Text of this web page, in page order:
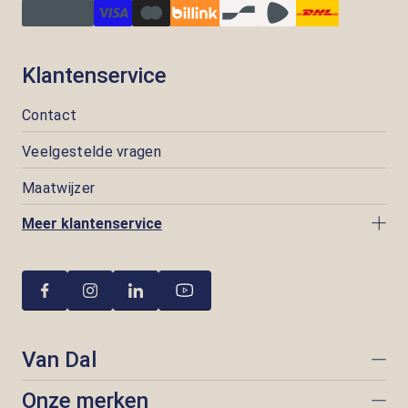
Klantenservice
Contact
Veelgestelde vragen
Maatwijzer
Meer klantenservice
Van Dal
Onze merken